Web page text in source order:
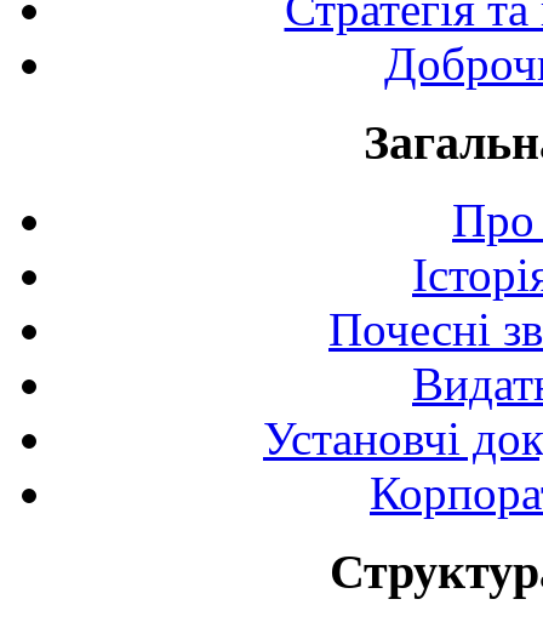
Про
Почесні
Установчі